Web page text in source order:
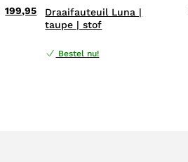
199,95
Draaifauteuil Luna |
taupe | stof
Bestel nu!